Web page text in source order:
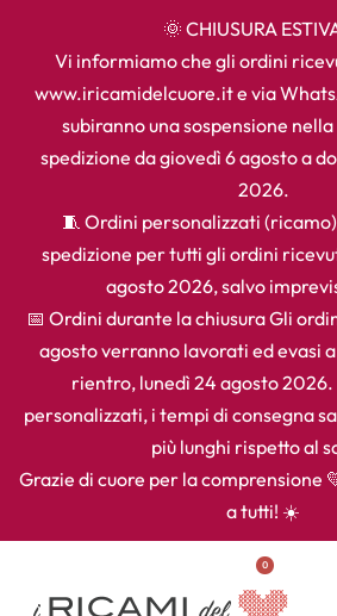
🌞 CHIUSURA
Vi informiamo che gli ordini
www.iricamidelcuore.it e via
subiranno una sospensione
spedizione da giovedì 6 agosto a
2026.
🧵 Ordini personalizzati
spedizione per tutti gli ordini
agosto 2026, salvo
📅 Ordini durante la chiusura Gli
agosto verranno lavorati ed evasi
rientro, lunedì 24 agosto
personalizzati, i tempi di consegna
più lunghi rispetto al
Grazie di cuore per la comprensione
a tutti! ☀️
0